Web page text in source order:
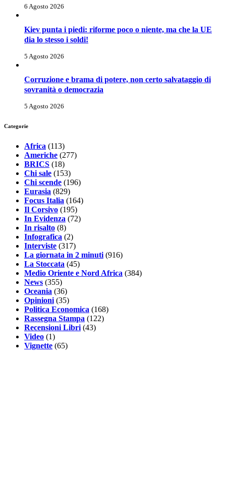
6 Agosto 2026
Kiev punta i piedi: riforme poco o niente, ma che la UE
dia lo stesso i soldi!
5 Agosto 2026
Corruzione e brama di potere, non certo salvataggio di
sovranità o democrazia
5 Agosto 2026
Categorie
Africa (113)
Americhe (277)
BRICS (18)
Chi sale (153)
Chi scende (196)
Eurasia (829)
Focus Italia (164)
Il Corsivo (195)
In Evidenza (72)
In risalto (8)
Infografica (2)
Interviste (317)
La giornata in 2 minuti (916)
La Stoccata (45)
Medio Oriente e Nord Africa (384)
News (355)
Oceania (36)
Opinioni (35)
Politica Economica (168)
Rassegna Stampa (122)
Recensioni Libri (43)
Video (1)
Vignette (65)